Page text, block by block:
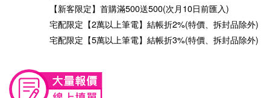
【新客限定】首購滿500送500(次月10日前匯入)
宅配限定【2萬以上筆電】結帳折2%(特價、拆封品除外)
宅配限定【5萬以上筆電】結帳折3%(特價、拆封品除外)